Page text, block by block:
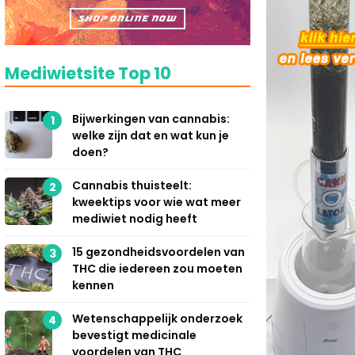
Mediwietsite Top 10
1
Bijwerkingen van cannabis:
welke zijn dat en wat kun je
doen?
2
Cannabis thuisteelt:
kweektips voor wie wat meer
mediwiet nodig heeft
3
15 gezondheidsvoordelen van
THC die iedereen zou moeten
kennen
4
Wetenschappelijk onderzoek
bevestigt medicinale
voordelen van THC